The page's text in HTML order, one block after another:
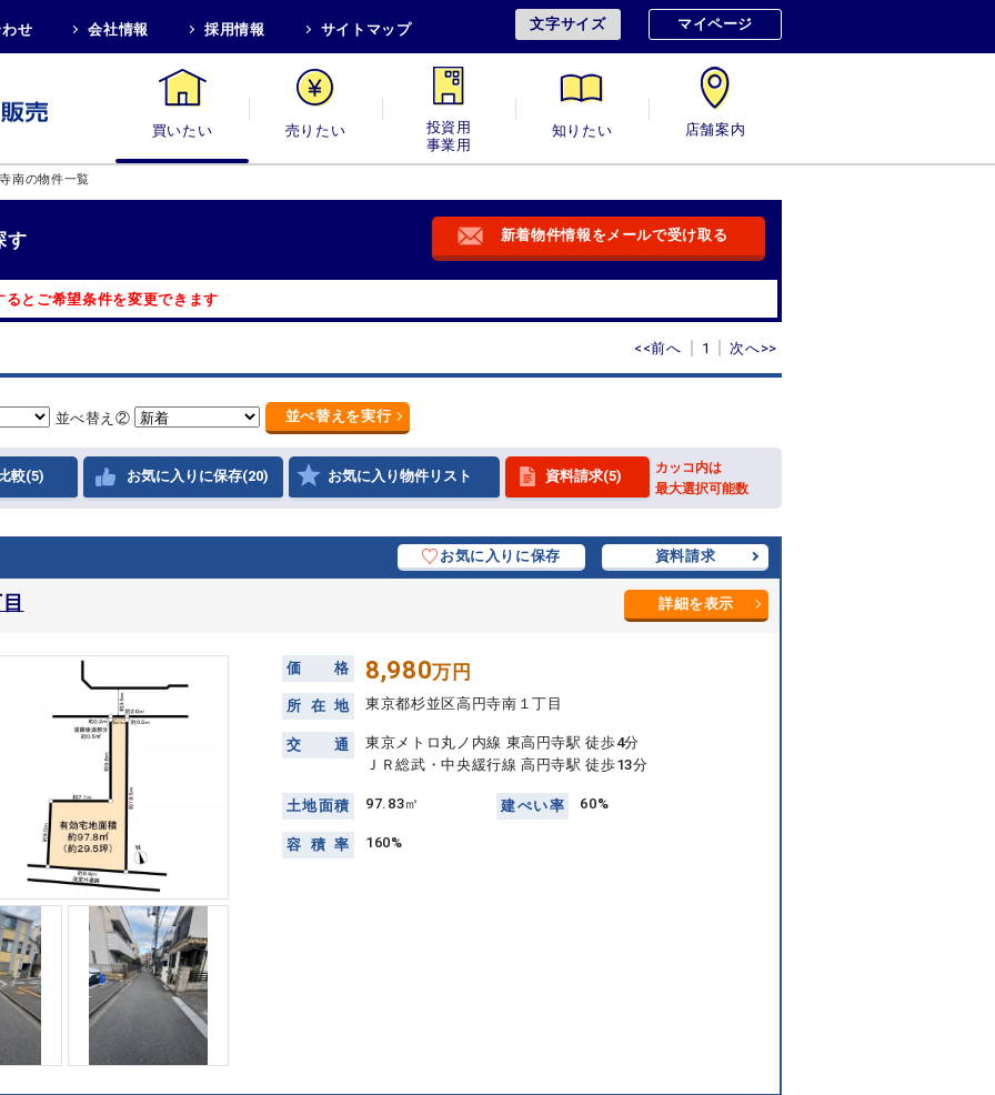
せ 会社情報 採用情報 サイトマップ 文字サイズ マイページ
買いたい 売りたい 投資用・事業用 知りたい 店舗案内
南の物件一覧
す 新着物件情報をメールで受け取る
るとご希望条件を変更できます
<<前へ 1 次へ>>
並べ替え② 並べ替え を実行
較(5) お気に入りに保存(20) お気に入り物件リスト 資料請求(5)
カッコ内は
最大選択可能数
お気に入りに保存 資料請求
詳細を表示
価 格 8,980万円
所 在 地 東京都杉並区高円寺南１丁目
交 通
東京メトロ丸ノ内線 東高円寺駅 徒歩4分
ＪＲ総武・中央緩行線 高円寺駅 徒歩13分
土地面積 97.83㎡ 建ぺい率 60%
容 積 率 160%